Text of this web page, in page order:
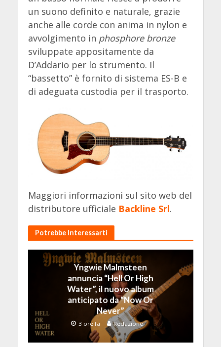
un suono definito e naturale, grazie
anche alle corde con anima in nylon e
avvolgimento in phosphore bronze
sviluppate appositamente da
D’Addario per lo strumento. Il
“bassetto” è fornito di sistema ES-B e
di adeguata custodia per il trasporto.
Maggiori informazioni sul sito web del
distributore ufficiale Backline Srl.
Potrebbe Interessarti
Yngwie Malmsteen
annuncia “Hell Or High
Water”, il nuovo album
anticipato da “Now Or
Never”
3 ore fa Redazione